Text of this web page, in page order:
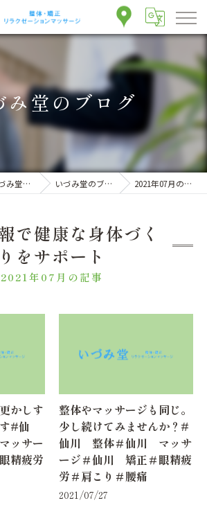
み堂のブログ
仙川の整体ならいづみ堂整体院 いづみ堂のブログ 2021年07月の記事
で健康な身体づく
りをサポート
2021年07月の記事
かしす
#仙
ッサー
精疲労
整体やマッサージも同じ。
少し続けてみませんか？#
仙川 整体＃仙川 マッサ
ージ＃仙川 矯正＃眼精疲
労＃肩こり＃腰痛
2021/07/27